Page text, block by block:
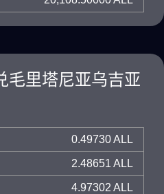
毛里塔尼亚乌吉亚
0.49730 ALL
2.48651 ALL
4.97302 ALL